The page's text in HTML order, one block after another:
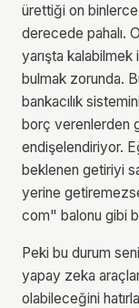
ürettiği on binlerce
derecede pahalı.
yarışta kalabilmek
bulmak zorunda.
bankacılık
borç verenlerden
endişelendiriyor.
beklenen getiriyi
yerine
com" balonu gibi
Peki bu durum
yapay zeka
olabileceğini